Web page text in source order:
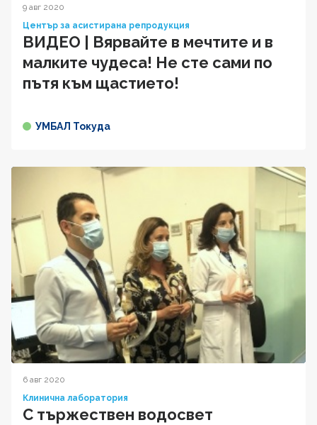
9 авг 2020
Център за асистирана репродукция
ВИДЕО | Вярвайте в мечтите и в
малките чудеса! Не сте сами по
пътя към щастието!
УМБАЛ Токуда
6 авг 2020
Клинична лаборатория
С тържествен водосвет